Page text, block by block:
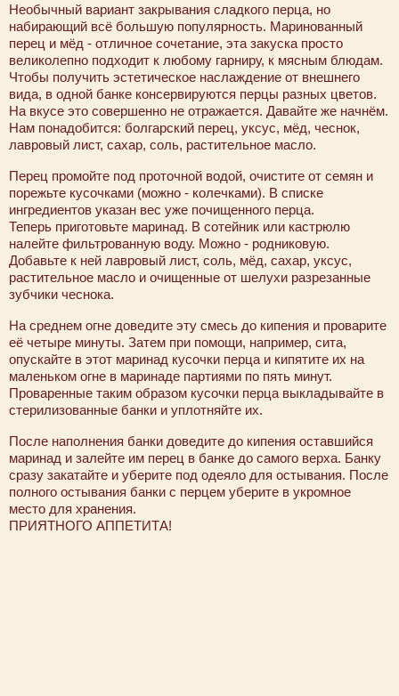
Необычный вариант закрывания сладкого перца, но
набирающий всё большую популярность. Маринованный
перец и мёд - отличное сочетание, эта закуска просто
великолепно подходит к любому гарниру, к мясным блюдам.
Чтобы получить эстетическое наслаждение от внешнего
вида, в одной банке консервируются перцы разных цветов.
На вкусе это совершенно не отражается. Давайте же начнём.
Нам понадобится: болгарский перец, уксус, мёд, чеснок,
лавровый лист, сахар, соль, растительное масло.
Перец промойте под проточной водой, очистите от семян и
порежьте кусочками (можно - колечками). В списке
ингредиентов указан вес уже почищенного перца.
Теперь приготовьте маринад. В сотейник или кастрюлю
налейте фильтрованную воду. Можно - родниковую.
Добавьте к ней лавровый лист, соль, мёд, сахар, уксус,
растительное масло и очищенные от шелухи разрезанные
зубчики чеснока.
На среднем огне доведите эту смесь до кипения и проварите
её четыре минуты. Затем при помощи, например, сита,
опускайте в этот маринад кусочки перца и кипятите их на
маленьком огне в маринаде партиями по пять минут.
Проваренные таким образом кусочки перца выкладывайте в
стерилизованные банки и уплотняйте их.
После наполнения банки доведите до кипения оставшийся
маринад и залейте им перец в банке до самого верха. Банку
сразу закатайте и уберите под одеяло для остывания. После
полного остывания банки с перцем уберите в укромное
место для хранения.
ПРИЯТНОГО АППЕТИТА!